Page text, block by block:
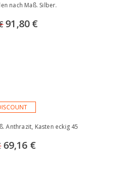
nach Maß. Silber.
91,80 €
Anthrazit, Kasten eckig 45
69,16 €